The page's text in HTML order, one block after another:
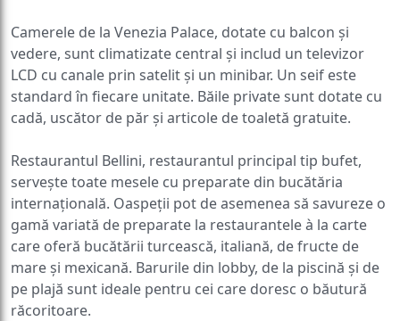
Camerele de la Venezia Palace, dotate cu balcon și
vedere, sunt climatizate central și includ un televizor
LCD cu canale prin satelit și un minibar. Un seif este
standard în fiecare unitate. Băile private sunt dotate cu
cadă, uscător de păr și articole de toaletă gratuite.
Restaurantul Bellini, restaurantul principal tip bufet,
servește toate mesele cu preparate din bucătăria
internațională. Oaspeții pot de asemenea să savureze o
gamă variată de preparate la restaurantele à la carte
care oferă bucătării turcească, italiană, de fructe de
mare și mexicană. Barurile din lobby, de la piscină și de
pe plajă sunt ideale pentru cei care doresc o băutură
răcoritoare.